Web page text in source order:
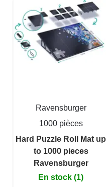
Ravensburger
1000 pièces
Hard Puzzle Roll Mat up
to 1000 pieces
Ravensburger
En stock (1)